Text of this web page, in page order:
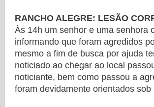
RANCHO ALEGRE: LESÃO
Às 14h um senhor e uma senhora
informando que foram agredidos
mesmo a fim de busca por ajuda
noticiado ao chegar ao local
noticiante, bem como passou a
foram devidamente orientados